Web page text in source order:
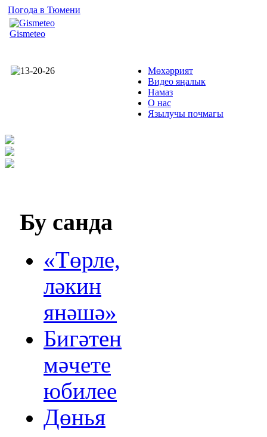
Погода в Тюмени
Gismeteo
Мөхәррият
Видео яңалык
Намаз
О нас
Язылучы почмагы
Бу санда
«Төрле,
ләкин
янәшә»
Бигәтен
мәчете
юбилее
Дөнья